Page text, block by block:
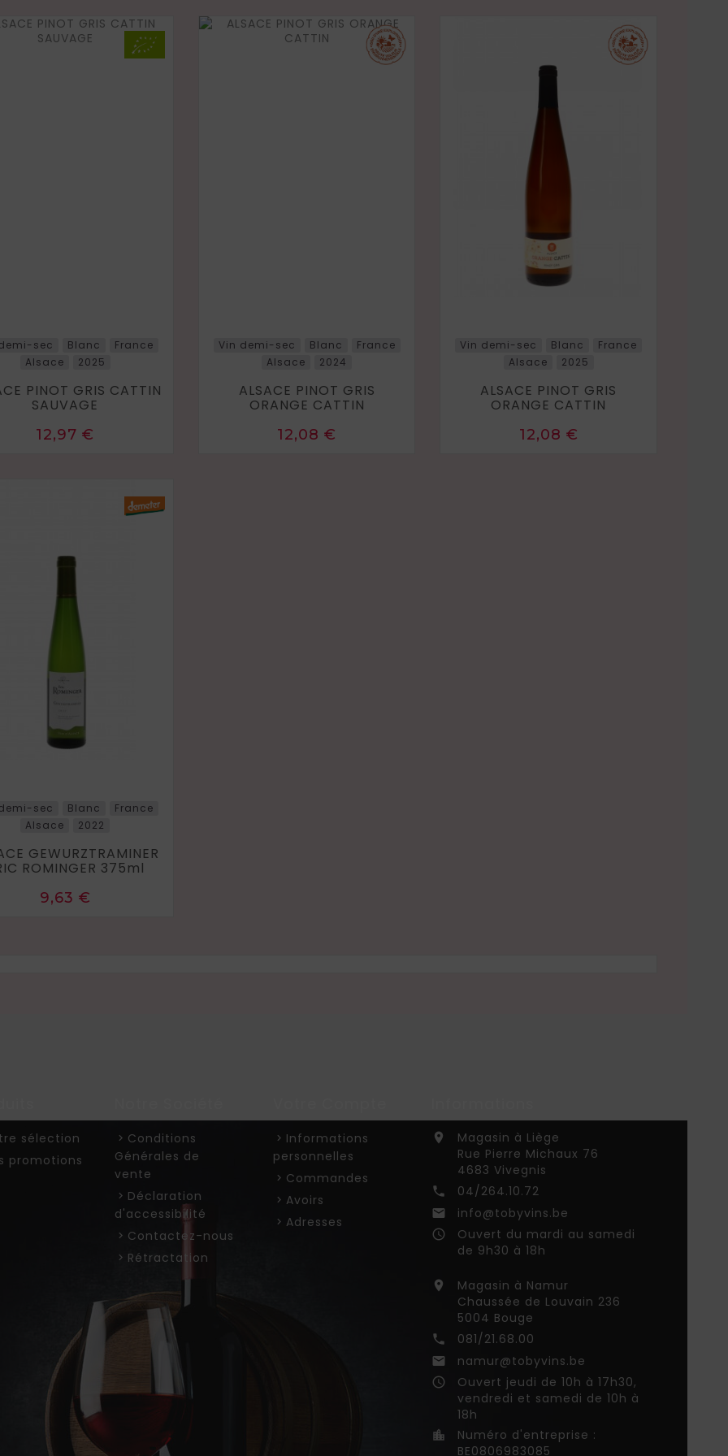
sec Blanc
France
Alsace
2025
PINOT GRIS CATTIN
SAUVAGE
Prix
12,97 €
Vin demi-sec Blanc
France
Alsace
2024
ALSACE PINOT GRIS
ORANGE CATTIN
Prix
12,08 €
Vin demi-sec Blanc
France
Alsace
2025
ALSACE PINOT GRIS
ORANGE CATTIN
Prix
12,08 €
sec Blanc
France
Alsace
2022
GEWURZTRAMINER
ROMINGER 375ml
Prix
9,63 €
sélection
promotions
Conditions
Générales de
vente
Déclaration
d'accessibilité
Contactez-nous
Rétractation
Informations
personnelles
Commandes
Avoirs
Adresses

Magasin à Liège
Rue Pierre Michaux 76
4683 Vivegnis
 04/264.10.72
 info@tobyvins.be
access_time
Ouvert du mardi au samedi
de 9h30 à 18h

Magasin à Namur
Chaussée de Louvain 236
5004 Bouge
 081/21.68.00
 namur@tobyvins.be
access_time
Ouvert jeudi de 10h à 17h30,
vendredi et samedi de 10h à
18h

Numéro d'entreprise :
BE0806983085